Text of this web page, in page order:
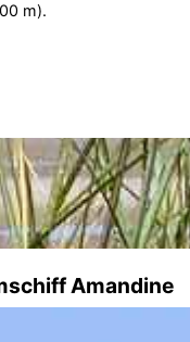
m).
Amandine